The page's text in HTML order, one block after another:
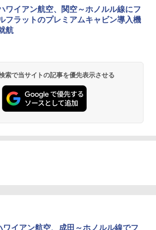
BUNDOK(バンドック)ソロ ドーム 1 EX BDK
-08EX カーキ ソロキャンプ ポリエステル フ
レーム テント
026リニューアル 急速冷凍 空間倍増 衛生的
コンパクト 保冷力長持ち
￥2,980
0ml（連続噴射30秒）110ml（連続噴射15
ワイアン航空、関空～ホノルル線にフ
フラットのプレミアムキャビン導入機
航
索で当サイトの記事を優先表示させる
ワイアン航空、成田～ホノルル線でフ